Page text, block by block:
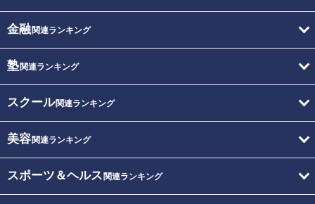
金融関連ランキング
塾関連ランキング
スクール関連ランキング
美容関連ランキング
スポーツ＆ヘルス 関連ランキング